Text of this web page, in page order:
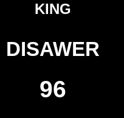
KING
DISAWER
96